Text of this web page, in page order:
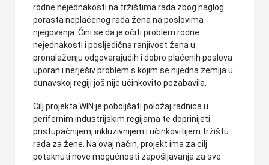
rodne nejednakosti na tržištima rada zbog naglog
porasta neplaćenog rada žena na poslovima
njegovanja. Čini se da je očiti problem rodne
nejednakosti i posljedična ranjivost žena u
pronalaženju odgovarajućih i dobro plaćenih poslova
uporan i nerješiv problem s kojim se nijedna zemlja u
dunavskoj regiji još nije učinkovito pozabavila.
Cilj projekta WIN je poboljšati položaj radnica u
perifernim industrijskim regijama te doprinijeti
pristupačnijem, inkluzivnijem i učinkovitijem tržištu
rada za žene. Na ovaj način, projekt ima za cilj
potaknuti nove mogućnosti zapošljavanja za sve